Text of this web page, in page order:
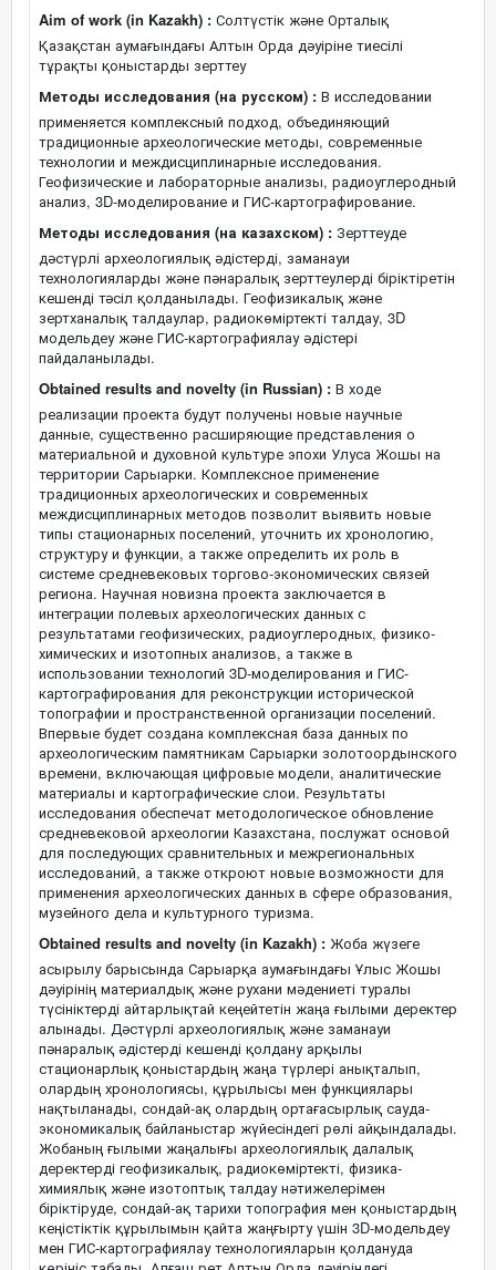
Aim of work (in Kazakh) : Солтүстік және Орталық
Қазақстан аумағындағы Алтын Орда дәуіріне тиесілі
тұрақты қоныстарды зерттеу
Методы исследования (на русском) : В исследовании
применяется комплексный подход, объединяющий
традиционные археологические методы, современные
технологии и междисциплинарные исследования.
Геофизические и лабораторные анализы, радиоуглеродный
анализ, 3D-моделирование и ГИС-картографирование.
Методы исследования (на казахском) : Зерттеуде
дәстүрлі археологиялық әдістерді, заманауи
технологияларды және пәнаралық зерттеулерді біріктіретін
кешенді тәсіл қолданылады. Геофизикалық және
зертханалық талдаулар, радиокөміртекті талдау, 3D
модельдеу және ГИС-картографиялау әдістері
пайдаланылады.
Obtained results and novelty (in Russian) : В ходе
реализации проекта будут получены новые научные
данные, существенно расширяющие представления о
материальной и духовной культуре эпохи Улуса Жошы на
территории Сарыарки. Комплексное применение
традиционных археологических и современных
междисциплинарных методов позволит выявить новые
типы стационарных поселений, уточнить их хронологию,
структуру и функции, а также определить их роль в
системе средневековых торгово-экономических связей
региона. Научная новизна проекта заключается в
интеграции полевых археологических данных с
результатами геофизических, радиоуглеродных, физико-
химических и изотопных анализов, а также в
использовании технологий 3D-моделирования и ГИС-
картографирования для реконструкции исторической
топографии и пространственной организации поселений.
Впервые будет создана комплексная база данных по
археологическим памятникам Сарыарки золотоордынского
времени, включающая цифровые модели, аналитические
материалы и картографические слои. Результаты
исследования обеспечат методологическое обновление
средневековой археологии Казахстана, послужат основой
для последующих сравнительных и межрегиональных
исследований, а также откроют новые возможности для
применения археологических данных в сфере образования,
музейного дела и культурного туризма.
Obtained results and novelty (in Kazakh) : Жоба жүзеге
асырылу барысында Сарыарқа аумағындағы Ұлыс Жошы
дәуірінің материалдық және рухани мәдениеті туралы
түсініктерді айтарлықтай кеңейтетін жаңа ғылыми деректер
алынады. Дәстүрлі археологиялық және заманауи
пәнаралық әдістерді кешенді қолдану арқылы
стационарлық қоныстардың жаңа түрлері анықталып,
олардың хронологиясы, құрылысы мен функциялары
нақтыланады, сондай-ақ олардың ортағасырлық сауда-
экономикалық байланыстар жүйесіндегі рөлі айқындалады.
Жобаның ғылыми жаңалығы археологиялық далалық
деректерді геофизикалық, радиокөміртекті, физика-
химиялық және изотоптық талдау нәтижелерімен
біріктіруде, сондай-ақ тарихи топография мен қоныстардың
кеңістіктік құрылымын қайта жаңғырту үшін 3D-модельдеу
мен ГИС-картографиялау технологияларын қолдануда